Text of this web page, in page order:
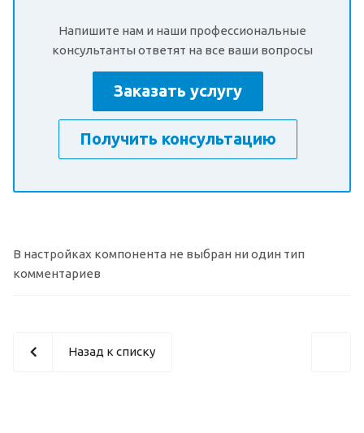
Напишите нам и наши профессиональные
консультанты ответят на все ваши вопросы
Заказать услугу
Получить консультацию
В настройках компонента не выбран ни один тип
комментариев
Назад к списку